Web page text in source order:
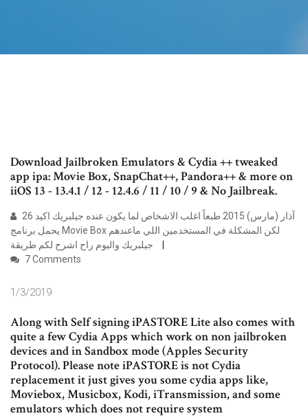
Download Jailbroken Emulators & Cydia ++ tweaked
app ipa: Movie Box, SnapChat++, Pandora++ & more on
iiOS 13 - 13.4.1 / 12 - 12.4.6 / 11 / 10 / 9 & No Jailbreak.
26 آذار (مارس) 2015 طبعاً اغلب الاشخاص لما يكون عنده جيلبريك اكيد
يحمل برنامج Movie Box لكن المشكلة في المستخدمين اللي ماعندهم
7 Comments
1/3/2019
Along with Self signing iPASTORE Lite also comes with
quite a few Cydia Apps which work on non jailbroken
devices and in Sandbox mode (Apples Security
Protocol). Please note iPASTORE is not Cydia
replacement it just gives you some cydia apps like,
Moviebox, Musicbox, Kodi, iTransmission, and some
emulators which does not require system